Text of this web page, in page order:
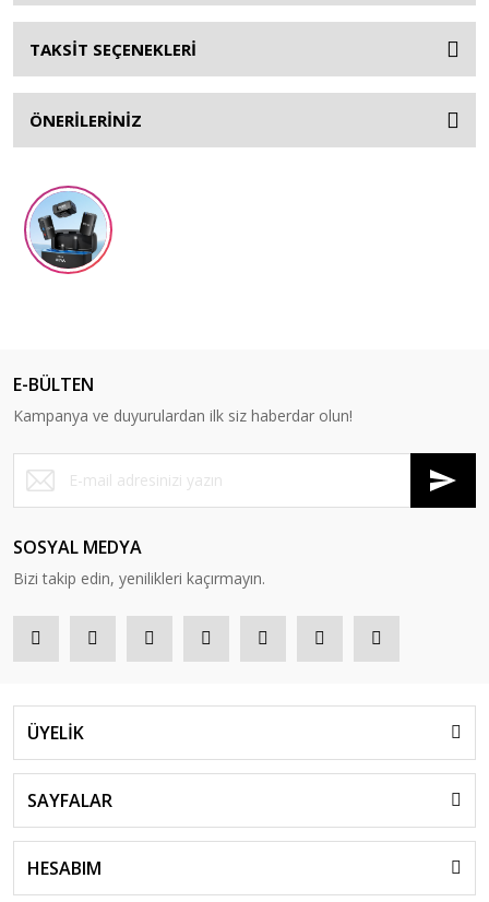
TAKSİT SEÇENEKLERİ
ÖNERİLERİNİZ
E-BÜLTEN
Kampanya ve duyurulardan ilk siz haberdar olun!
SOSYAL MEDYA
Bizi takip edin, yenilikleri kaçırmayın.
ÜYELİK
SAYFALAR
HESABIM